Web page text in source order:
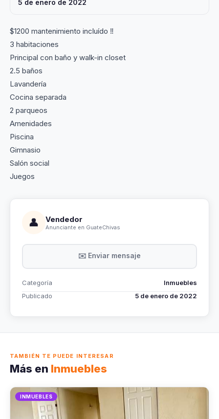
5 de enero de 2022
$1200 mantenimiento incluído ‼️
3 habitaciones
Principal con baño y walk-in closet
2.5 baños
Lavandería
Cocina separada
2 parqueos
Amenidades
Piscina
Gimnasio
Salón social
Juegos
👤 Vendedor
Anunciante en GuateChivas
✉️ Enviar mensaje
Categoría
Inmuebles
Publicado
5 de enero de 2022
TAMBIÉN TE PUEDE INTERESAR
Más en Inmuebles
INMUEBLES